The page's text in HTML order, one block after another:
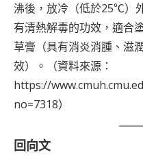
沸後，放冷（低於25℃）
有清熱解毒的功效，適合
草膏（具有消炎消腫、滋
效）。（資料來源：
https://
no=7318）
回向文